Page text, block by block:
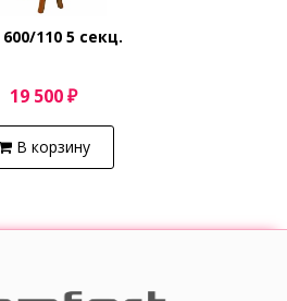
110 5 секц.
19 500 ₽
В корзину